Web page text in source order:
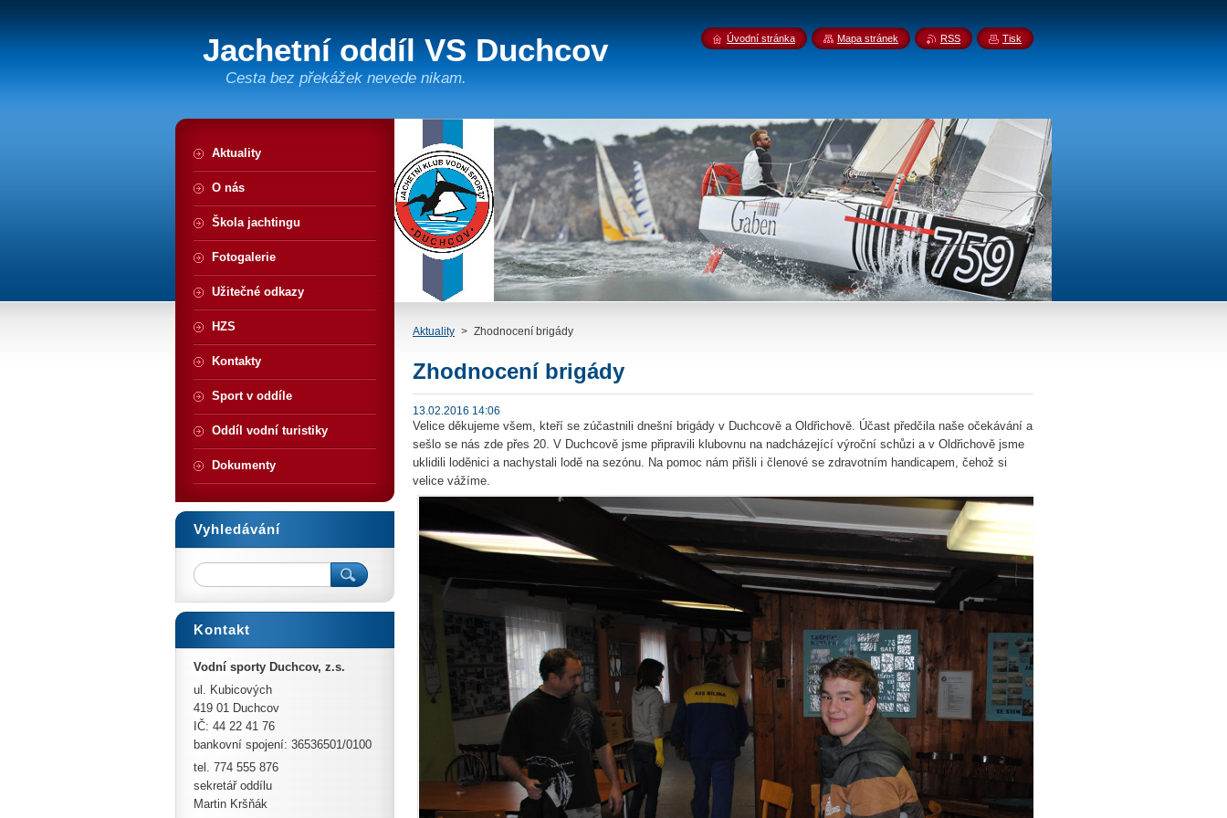
Jachetní oddíl VS Duchcov
Cesta bez překážek nevede nikam.
Aktuality > Zhodnocení brigády
Zhodnocení brigády
13.02.2016 14:06
Velice děkujeme všem, kteří se zúčastnili dnešní brigády v Duchcově a Oldřichově. Účast předčila naše očekávání a
sešlo se nás zde přes 20. V Duchcově jsme připravili klubovnu na nadcházející výroční schůzi a v Oldřichově jsme
uklidili loděnici a nachystali lodě na sezónu. Na pomoc nám přišli i členové se zdravotním handicapem, čehož si
velice vážíme.
Aktuality
O nás
Škola jachtingu
Fotogalerie
Užitečné odkazy
HZS
Kontakty
Sport v oddíle
Oddíl vodní turistiky
Dokumenty
Vyhledávání
Kontakt
Vodní sporty Duchcov, z.s.
ul. Kubicových
419 01 Duchcov
IČ: 44 22 41 76
bankovní spojení: 36536501/0100
tel. 774 555 876
sekretář oddílu
Martin Kršňák
Úvodní stránka Mapa stránek RSS Tisk